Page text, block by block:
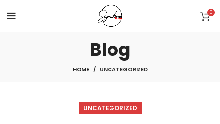
0
Blog
HOME UNCATEGORIZED
UNCATEGORIZED